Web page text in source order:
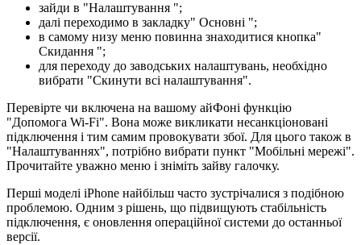
зайди в "Налаштування ";
далі переходимо в закладку" Основні ";
в самому низу меню повинна знаходитися кнопка"
Скидання ";
для переходу до заводських налаштувань, необхідно
вибрати "Скинути всі налаштування".
Перевірте чи включена на вашому айФоні функцію
"Допомога Wi-Fi". Вона може викликати несанкціоновані
підключення і тим самим провокувати збої. Для цього також в
"Налаштуваннях", потрібно вибрати пункт "Мобільні мережі".
Прочитайте уважно меню і зніміть зайву галочку.
Перші моделі iPhone найбільш часто зустрічалися з подібною
проблемою. Одним з рішень, що підвищують стабільність
підключення, є оновлення операційної системи до останньої
версії.